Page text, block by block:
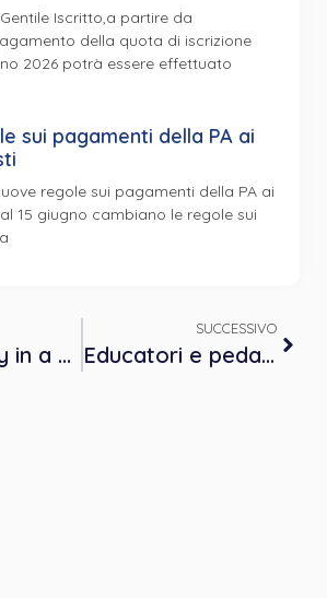
Iscritto,a partire da
della quota di iscrizione
2026 potrà essere effettuato
sui pagamenti della PA ai
regole sui pagamenti della PA ai
15 giugno cambiano le regole sui
Psychology in a Click
SUCCESSIVO
Educatori e pedagogisti: iscrizione all’Albo